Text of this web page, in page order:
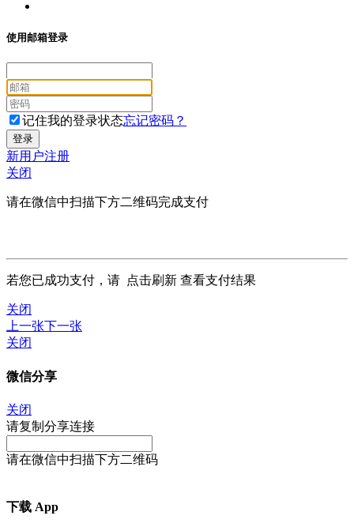
使用邮箱登录
记住我的登录状态忘记密码？
新用户注册
关闭
请在微信中扫描下方二维码完成支付
若您已成功支付，请 点击刷新 查看支付结果
关闭
上一张 下一张
关闭
微信分享
关闭
请复制分享连接
请在微信中扫描下方二维码
下载 App